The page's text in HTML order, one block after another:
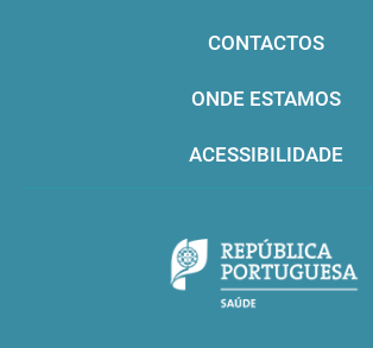
CONTACTOS
ONDE ESTAMOS
ACESSIBILIDADE